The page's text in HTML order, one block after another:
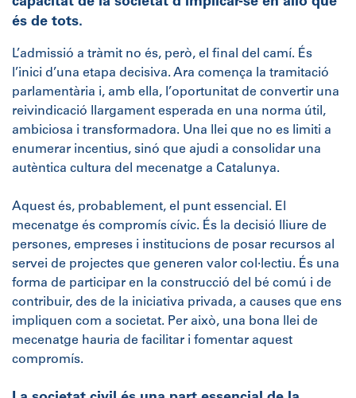
és de tots.
L’admissió a tràmit no és, però, el final del camí. És
l’inici d’una etapa decisiva. Ara comença la tramitació
parlamentària i, amb ella, l’oportunitat de convertir una
reivindicació llargament esperada en una norma útil,
ambiciosa i transformadora. Una llei que no es limiti a
enumerar incentius, sinó que ajudi a consolidar una
autèntica cultura del mecenatge a Catalunya.
Aquest és, probablement, el punt essencial. El
mecenatge és compromís cívic. És la decisió lliure de
persones, empreses i institucions de posar recursos al
servei de projectes que generen valor col·lectiu. És una
forma de participar en la construcció del bé comú i de
contribuir, des de la iniciativa privada, a causes que ens
impliquen com a societat. Per això, una bona llei de
mecenatge hauria de facilitar i fomentar aquest
compromís.